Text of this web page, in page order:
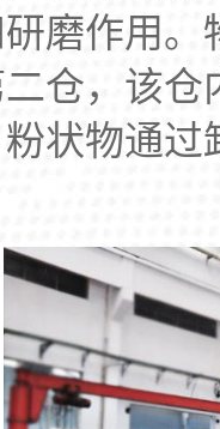
磨作用
仓，该
状物通